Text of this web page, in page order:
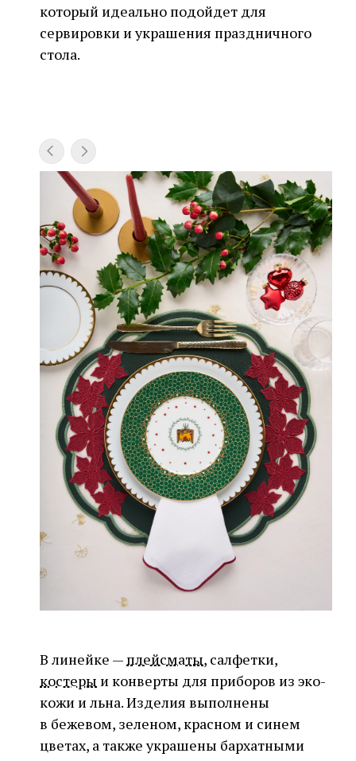
который идеально подойдет для
сервировки и украшения праздничного
стола.
В линейке — плейсматы, салфетки,
костеры и конверты для приборов из эко-
кожи и льна. Изделия выполнены
в бежевом, зеленом, красном и синем
цветах, а также украшены бархатными